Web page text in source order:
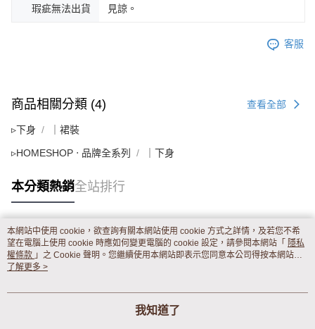
瑕疵無法出貨
見諒。
客服
商品相關分類 (4) 查看全部
▹下身 ｜裙裝
▹HOMESHOP ‧ 品牌全系列 ｜下身
本分類熱銷全站排行
熱門標籤
本網站中使用 cookie，欲查詢有關本網站使用 cookie 方式之詳情，及若您不希
望在電腦上使用 cookie 時應如何變更電腦的 cookie 設定，請參閱本網站「 隱私
權條款 」之 Cookie 聲明。您繼續使用本網站即表示您同意本公司得按本網站使
用條款之 Cookie 聲明使用 cookie。
了解更多 >
我知道了